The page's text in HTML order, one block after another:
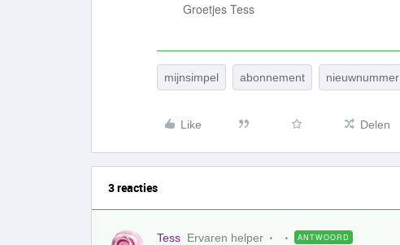
Groetjes Tess
mijnsimpel abonnement nieuwnummer
Like Delen
3 reacties
Tess Ervaren helper ANTWOORD